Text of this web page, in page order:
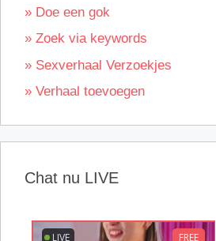
» Doe een gok
» Zoek via keywords
» Sexverhaal Verzoekjes
» Verhaal toevoegen
Chat nu LIVE